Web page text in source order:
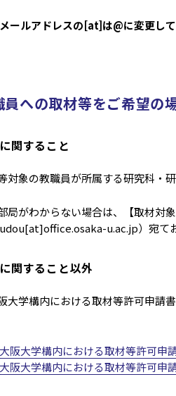
ールアドレスの[at]は@に変更し
員への取材等をご希望の
関すること
対象の教職員が所属する研究科・
局がわからない場合は、【取材対
u.ac.jp）宛て
関すること以外
阪大学構内における取材等許可申
大阪大学構内における取材等許可申
大阪大学構内における取材等許可申